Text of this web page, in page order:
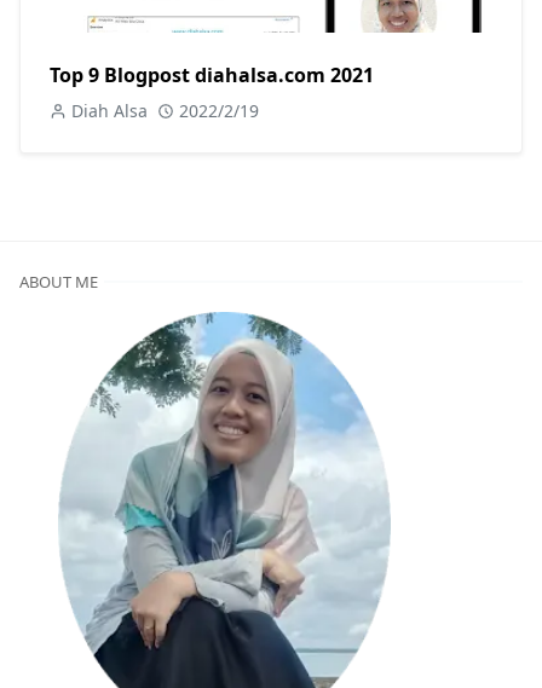
Top 9 Blogpost diahalsa.com 2021
Diah Alsa 2022/2/19
ABOUT ME